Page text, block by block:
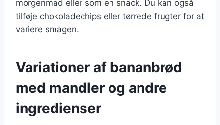
morgenmad eller som en snack. Du kan også
tilføje chokoladechips eller tørrede frugter for at
variere smagen.
Variationer af bananbrød
med mandler og andre
ingredienser